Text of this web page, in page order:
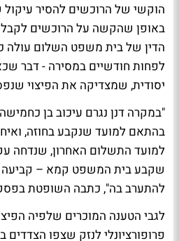
הוקשי של הרוכשים להסיר
באופן שהקשה על הרוכשים
הדין של בית משפט השלום עולה
לפחות חודשיים במסירה - דבר
יסודית, שמצדיקה את הפיצוי
"במקרה דנן נגרם עיכוב בן
בהתאם למועד שנקבע בחוזה,
למועד התשלום האחרון, שנדחה
שקבע בית המשפט קמא – קביעה
להתערב בה", כתבה השופטת
לגבי הטענה המוכרים שלפיה
פרופורציונלי לנזק שצפו